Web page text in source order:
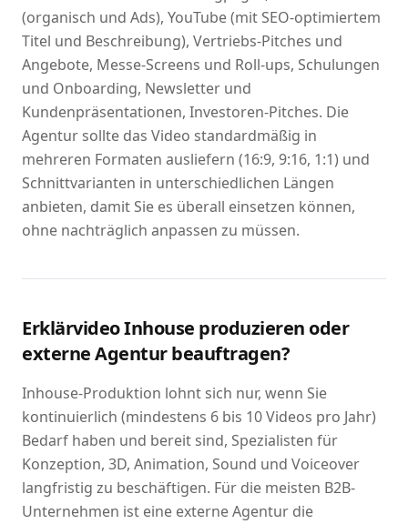
(organisch und Ads), YouTube (mit SEO-optimiertem
Titel und Beschreibung), Vertriebs-Pitches und
Angebote, Messe-Screens und Roll-ups, Schulungen
und Onboarding, Newsletter und
Kundenpräsentationen, Investoren-Pitches. Die
Agentur sollte das Video standardmäßig in
mehreren Formaten ausliefern (16:9, 9:16, 1:1) und
Schnittvarianten in unterschiedlichen Längen
anbieten, damit Sie es überall einsetzen können,
ohne nachträglich anpassen zu müssen.
Erklärvideo Inhouse produzieren oder
externe Agentur beauftragen?
Inhouse-Produktion lohnt sich nur, wenn Sie
kontinuierlich (mindestens 6 bis 10 Videos pro Jahr)
Bedarf haben und bereit sind, Spezialisten für
Konzeption, 3D, Animation, Sound und Voiceover
langfristig zu beschäftigen. Für die meisten B2B-
Unternehmen ist eine externe Agentur die